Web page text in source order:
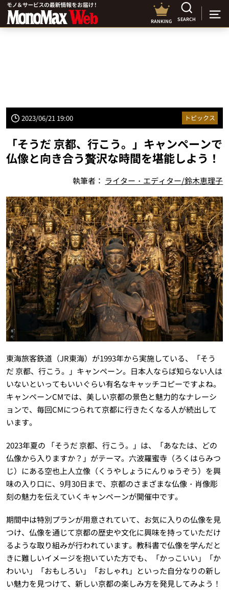
RANKING SEARCH
2023/06/21 19:00 トピックス
「そうだ 京都、行こう。」キャンペーンで
仏像と向き合う贅沢な時間を堪能しよう！
執筆者： ライター・エディター/鈴木恵理子
東海旅客鉄道（JR東海）が1993年から実施している、「そう
だ 京都、行こう。」キャンペーン。日本人ならば知らない人は
いないといってもいいぐらい有名なキャッチコピーですよね。
キャンペーンCMでは、美しい京都の景色と魅力的なナレーシ
ョンで、毎回CMにつられて京都に行きたくなる人が続出して
います。
2023年夏の 「そうだ 京都、行こう。」は、「あなたは、どの
仏像から入りますか？」がテーマ。六波羅蜜寺（ろくはらみつ
じ）にある空也上人立像（くうやしょうにんりゅうぞう）を興
味の入り口に、9月30日まで、京都のさまざまな仏像・肖像彫
刻の魅力を伝えていくキャンペーンが開催中です。
期間中は特別プランが用意されていて、お気に入りの仏像を見
つけ、仏像を通じて京都の歴史や文化に興味を持っていただけ
るような取り組みが行われています。教科書で仏像を学んだと
きに難しいイメージを抱いていた方でも、「かっこいい」「か
わいい」「おもしろい」「おしゃれ」といった自分なりの新し
い魅力を見つけて、新しい京都の楽しみ方を発見してみよう！